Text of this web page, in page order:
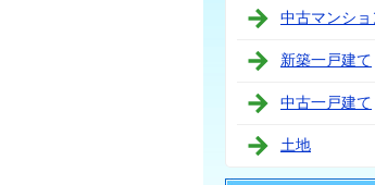
中古マンショ
新築一戸建て
中古一戸建て
土地